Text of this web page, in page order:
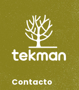
Contacto